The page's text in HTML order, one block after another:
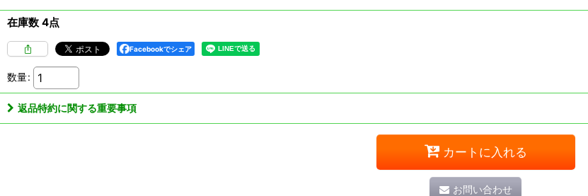
在庫数 4点
Facebookでシェア
数量:
返品特約に関する重要事項
カートに入れる
お問い合わせ